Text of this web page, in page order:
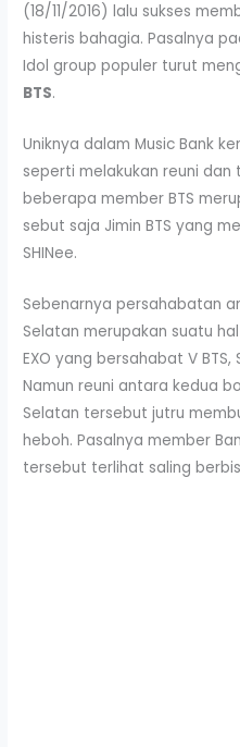
(18/11/2016) lalu sukses
histeris bahagia. Pasalnya
Idol group populer turut
BTS.
Uniknya dalam Music Bank
seperti melakukan reuni dan
beberapa member BTS
sebut saja Jimin BTS yang
SHINee.
Sebenarnya persahabatan
Selatan merupakan suatu
EXO yang bersahabat V BTS,
Namun reuni antara kedua
Selatan tersebut jutru
heboh. Pasalnya member
tersebut terlihat saling